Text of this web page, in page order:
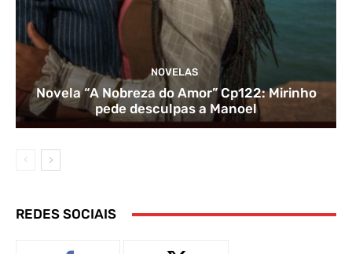
NOVELAS
Novela “A Nobreza do Amor” Cp122: Mirinho
pede desculpas a Manoel
REDES SOCIAIS